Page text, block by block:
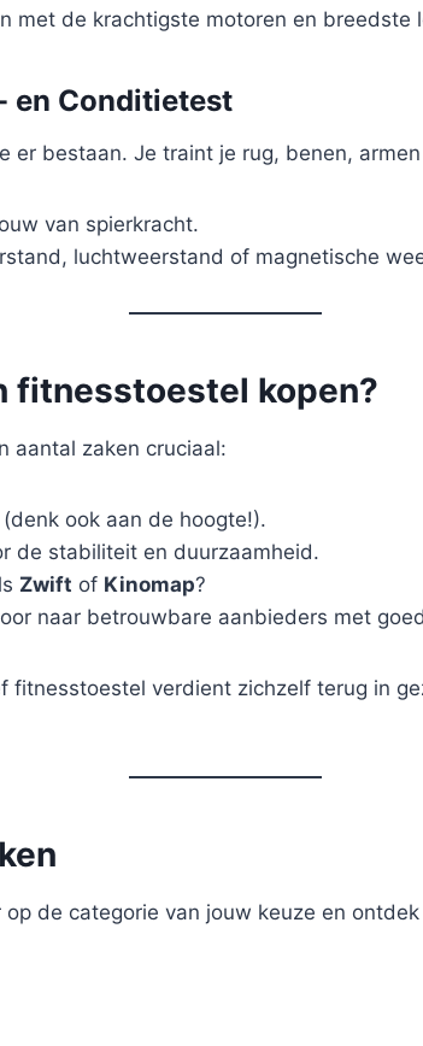
met de krachtigste motoren en breedste
en Conditietest
er bestaan. Je traint je rug, benen,
van spierkracht.
luchtweerstand of magnetische
fitnesstoestel kopen?
aantal zaken cruciaal:
ook aan de hoogte!).
de stabiliteit en duurzaamheid.
Zwift of Kinomap?
naar betrouwbare aanbieders met
fitnesstoestel verdient zichzelf terug in
de categorie van jouw keuze en